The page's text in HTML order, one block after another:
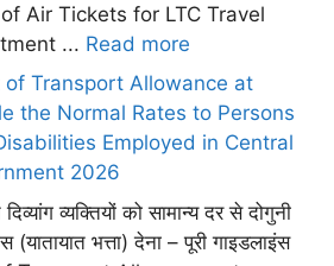
of Air Tickets for LTC Travel
... Read more
of Transport Allowance at
the Normal Rates to Persons
Employed in Central
2026
व्यक्तियों को सामान्य दर से दोगुनी
(यातायात भत्ता) देना – पूरी गाइडलाइंस